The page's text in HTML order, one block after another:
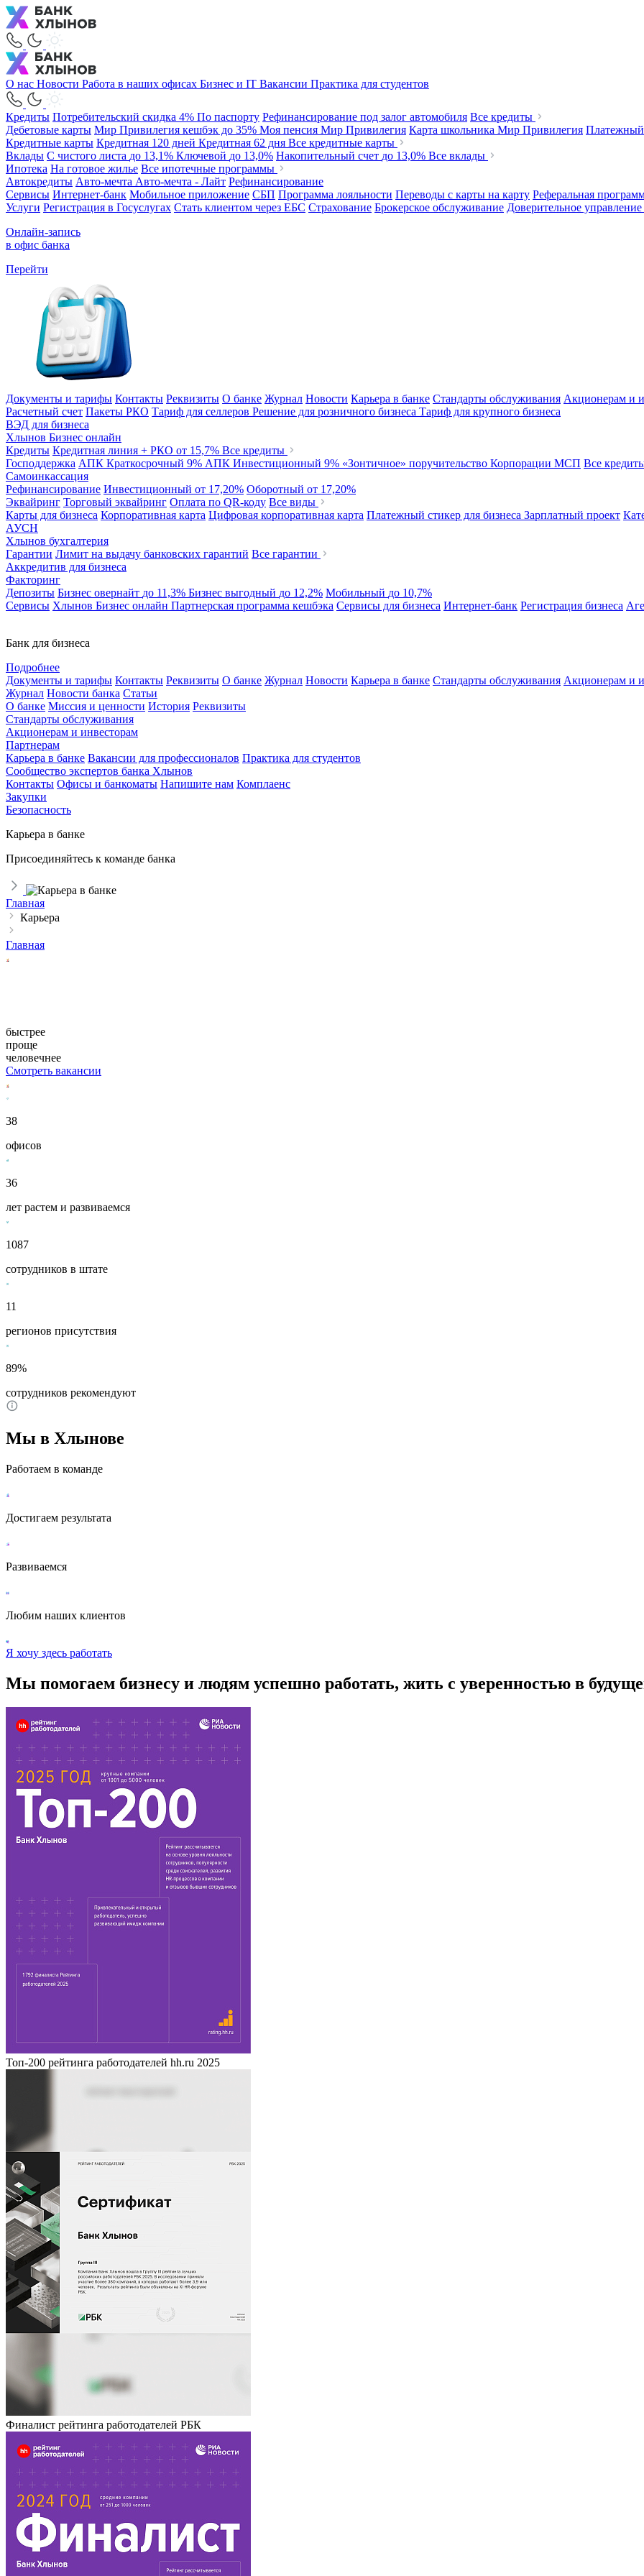
О нас Новости Работа в наших офисах Бизнес и IT Вакансии Практика для студентов
Кредиты Потребительский скидка 4% По паспорту Рефинансирование под залог автомобиля Все кредиты
Дебетовые карты Мир Привилегия кешбэк до 35% Моя пенсия Мир Привилегия Карта школьника Мир Привилегия
Кредитные карты Кредитная 120 дней Кредитная 62 дня Все кредитные карты
Вклады С чистого листа до 13,1% Ключевой до 13,0% Накопительный счет до 13,0% Все вклады
Ипотека На готовое жилье Все ипотечные программы
Автокредиты Авто-мечта Авто-мечта - Лайт Рефинансирование
Сервисы Интернет-банк Мобильное приложение СБП Программа лояльности Переводы с карты на карту Реферальная
Услуги Регистрация в Госуслугах Стать клиентом через ЕБС Страхование Брокерское обслуживание Доверительное управление
Онлайн-запись
в офис банка
Перейти
Документы и тарифы Контакты Реквизиты О банке Журнал Новости Карьера в банке Стандарты обслуживания Акционерам и
Расчетный счет Пакеты РКО Тариф для селлеров Решение для розничного бизнеса Тариф для крупного бизнеса
ВЭД для бизнеса
Хлынов Бизнес онлайн
Кредиты Кредитная линия + РКО от 15,7% Все кредиты
Господдержка АПК Краткосрочный 9% АПК Инвестиционный 9% «Зонтичное» поручительство Корпорации МСП Все
Самоинкассация
Рефинансирование Инвестиционный от 17,20% Оборотный от 17,20%
Эквайринг Торговый эквайринг Оплата по QR-коду Все виды
Карты для бизнеса Корпоративная карта Цифровая корпоративная карта Платежный стикер для бизнеса Зарплатный проект
АУСН
Хлынов бухгалтерия
Гарантии Лимит на выдачу банковских гарантий Все гарантии
Аккредитив для бизнеса
Факторинг
Депозиты Бизнес овернайт до 11,3% Бизнес выгодный до 12,2% Мобильный до 10,7%
Сервисы Хлынов Бизнес онлайн Партнерская программа кешбэка Сервисы для бизнеса Интернет-банк Регистрация бизнеса
Банк для бизнеса
Подробнее
Документы и тарифы Контакты Реквизиты О банке Журнал Новости Карьера в банке Стандарты обслуживания Акционерам и
Журнал Новости банка Статьи
О банке Миссия и ценности История Реквизиты
Стандарты обслуживания
Акционерам и инвесторам
Партнерам
Карьера в банке Вакансии для профессионалов Практика для студентов
Сообщество экспертов банка Хлынов
Контакты Офисы и банкоматы Напишите нам Комплаенс
Закупки
Безопасность
Карьера в банке
Присоединяйтесь к команде банка
Главная
Карьера
Главная
быстрее
проще
человечнее
Смотреть вакансии
38
офисов
36
лет растем и развиваемся
1087
сотрудников в штате
11
регионов присутствия
89%
сотрудников рекомендуют
Мы в Хлынове
Работаем в команде
Достигаем результата
Развиваемся
Любим наших клиентов
Я хочу здесь работать
Мы помогаем бизнесу и людям успешно работать, жить с уверенностью в
Топ-200 рейтинга работодателей hh.ru 2025
Финалист рейтинга работодателей РБК